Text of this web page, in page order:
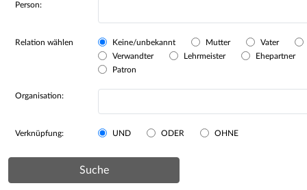
Person:
Relation wählen Keine/unbekannt Mutter
Vater
Verwandter
Lehrmeister
Ehepartner
Patron
Organisation:
Verknüpfung: UND ODER OHNE
Suche